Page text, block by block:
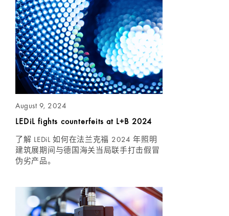
August 9, 2024
LEDiL fights counterfeits at L+B 2024
了解 LEDiL 如何在法兰克福 2024 年照明
建筑展期间与德国海关当局联手打击假冒
伪劣产品。